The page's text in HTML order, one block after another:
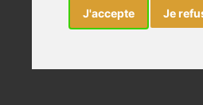
J'accepte Je
CHAUSSETTES